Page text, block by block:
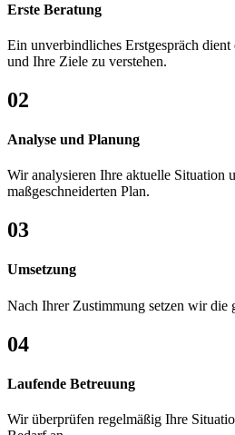
Erste Beratung
Ein unverbindliches Erstgespräch dient
und Ihre Ziele zu verstehen.
02
Analyse und Planung
Wir analysieren Ihre aktuelle Situation
maßgeschneiderten Plan.
03
Umsetzung
Nach Ihrer Zustimmung setzen wir die
04
Laufende Betreuung
Wir überprüfen regelmäßig Ihre